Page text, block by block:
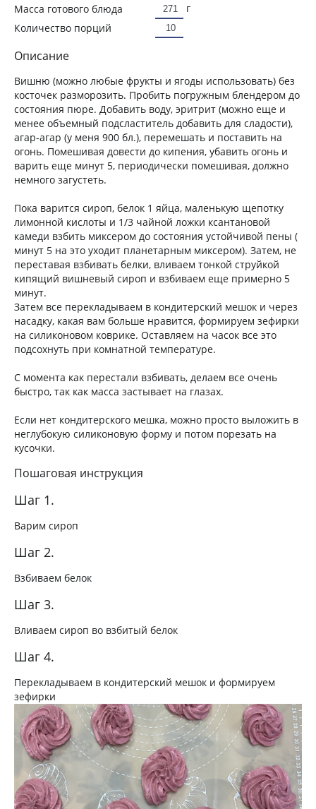
Масса готового блюда
г
Количество порций
Описание
Вишню (можно любые фрукты и ягоды использовать) без
косточек разморозить. Пробить погружным блендером до
состояния пюре. Добавить воду, эритрит (можно еще и
менее объемный подсластитель добавить для сладости),
агар-агар (у меня 900 бл.), перемешать и поставить на
огонь. Помешивая довести до кипения, убавить огонь и
варить еще минут 5, периодически помешивая, должно
немного загустеть.
Пока варится сироп, белок 1 яйца, маленькую щепотку
лимонной кислоты и 1/3 чайной ложки ксантановой
камеди взбить миксером до состояния устойчивой пены (
минут 5 на это уходит планетарным миксером). Затем, не
переставая взбивать белки, вливаем тонкой струйкой
кипящий вишневый сироп и взбиваем еще примерно 5
минут.
Затем все перекладываем в кондитерский мешок и через
насадку, какая вам больше нравится, формируем зефирки
на силиконовом коврике. Оставляем на часок все это
подсохнуть при комнатной температуре.
С момента как перестали взбивать, делаем все очень
быстро, так как масса застывает на глазах.
Если нет кондитерского мешка, можно просто выложить в
неглубокую силиконовую форму и потом порезать на
кусочки.
Пошаговая инструкция
Шаг 1.
Варим сироп
Шаг 2.
Взбиваем белок
Шаг 3.
Вливаем сироп во взбитый белок
Шаг 4.
Перекладываем в кондитерский мешок и формируем
зефирки